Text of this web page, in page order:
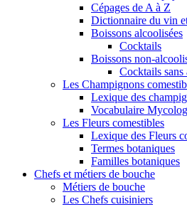
Cépages de A à Z
Dictionnaire du vin
Boissons alcoolisées
Cocktails
Boissons non-
Cocktails sans
Les Champignons
Lexique des
Vocabulaire
Les Fleurs comestibles
Lexique des Fleurs
Termes botaniques
Familles botaniques
Chefs et métiers de bouche
Métiers de bouche
Les Chefs cuisiniers